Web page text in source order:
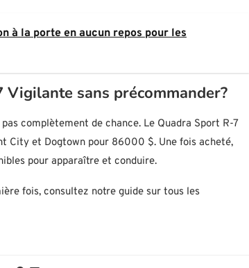
à la porte en aucun repos pour les
sans précommander?
complètement de chance. Le Quadra Sport R-7
City et Dogtown pour 86000 $. Une fois acheté,
pour apparaître et conduire.
fois, consultez notre guide sur tous les